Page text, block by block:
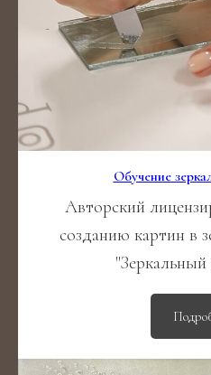
Обучение
Авторский
созданию картин в
"Зеркальный